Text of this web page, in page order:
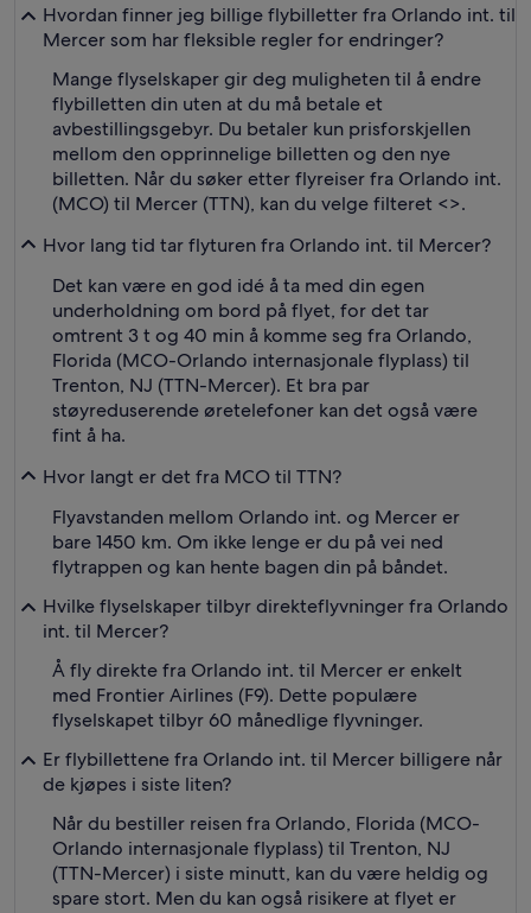
Hvordan finner jeg billige flybilletter fra Orlando int. til
Mercer som har fleksible regler for endringer?
Mange flyselskaper gir deg muligheten til å endre
flybilletten din uten at du må betale et
avbestillingsgebyr. Du betaler kun prisforskjellen
mellom den opprinnelige billetten og den nye
billetten. Når du søker etter flyreiser fra Orlando int.
(MCO) til Mercer (TTN), kan du velge filteret <>.
Hvor lang tid tar flyturen fra Orlando int. til Mercer?
Det kan være en god idé å ta med din egen
underholdning om bord på flyet, for det tar
omtrent 3 t og 40 min å komme seg fra Orlando,
Florida (MCO-Orlando internasjonale flyplass) til
Trenton, NJ (TTN-Mercer). Et bra par
støyreduserende øretelefoner kan det også være
fint å ha.
Hvor langt er det fra MCO til TTN?
Flyavstanden mellom Orlando int. og Mercer er
bare 1450 km. Om ikke lenge er du på vei ned
flytrappen og kan hente bagen din på båndet.
Hvilke flyselskaper tilbyr direkteflyvninger fra Orlando
int. til Mercer?
Å fly direkte fra Orlando int. til Mercer er enkelt
med Frontier Airlines (F9). Dette populære
flyselskapet tilbyr 60 månedlige flyvninger.
Er flybillettene fra Orlando int. til Mercer billigere når
de kjøpes i siste liten?
Når du bestiller reisen fra Orlando, Florida (MCO-
Orlando internasjonale flyplass) til Trenton, NJ
(TTN-Mercer) i siste minutt, kan du være heldig og
spare stort. Men du kan også risikere at flyet er